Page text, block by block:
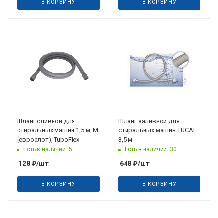
В КОРЗИНУ В КОРЗИНУ
Шланг сливной для
стиральных машин 1,5 м, М
(еврослот), TuboFlex
Есть в наличии: 5
128₽/шт
В КОРЗИНУ
Шланг заливной для
стиральных машин TUCAI
3,5 м
Есть в наличии: 30
648₽/шт
В КОРЗИНУ